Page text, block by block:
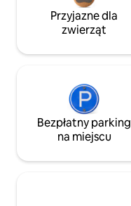
Przyjazne dla
zwierząt
Bezpłatny parking
na miejscu